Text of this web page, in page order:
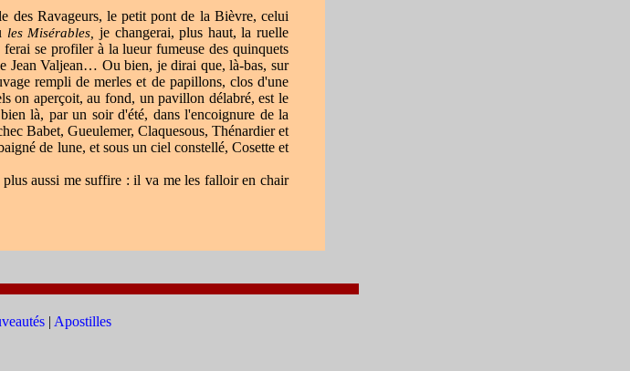
des Ravageurs, le petit pont de la Bièvre, celui
les Misérables,je changerai, plus haut, la ruelle
se profiler à la lueur fumeuse des quinquets
Jean Valjean… Ou bien, je dirai que, là-bas, sur
rempli de merles et de papillons, clos d'une
on aperçoit, au fond, un pavillon délabré, est le
là, par un soir d'été, dans l'encoignure de la
Babet, Gueulemer, Claquesous, Thénardier et
de lune, et sous un ciel constellé, Cosette et
aussi me suffire : il va me les falloir en chair
| Apostilles